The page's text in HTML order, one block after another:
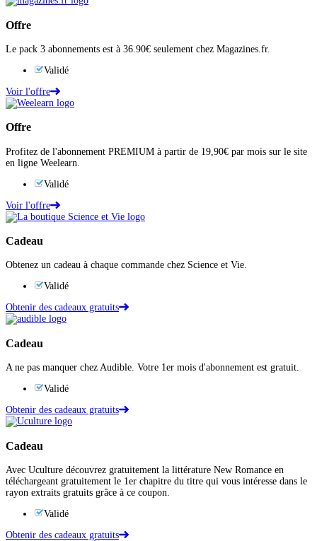
Offre
Le pack 3 abonnements est à 36.90€ seulement chez Magazines.fr.
Validé
Voir l'offre
Offre
Profitez de l'abonnement PREMIUM à partir de 19,90€ par mois sur le site
en ligne Weelearn.
Validé
Voir l'offre
Cadeau
Obtenez un cadeau à chaque commande chez Science et Vie.
Validé
Obtenir des cadeaux gratuits
Cadeau
A ne pas manquer chez Audible. Votre 1er mois d'abonnement est gratuit.
Validé
Obtenir des cadeaux gratuits
Cadeau
Avec Uculture découvrez gratuitement la littérature New Romance en
téléchargeant gratuitement le 1er chapitre du titre qui vous intéresse dans le
rayon extraits gratuits grâce à ce coupon.
Validé
Obtenir des cadeaux gratuits